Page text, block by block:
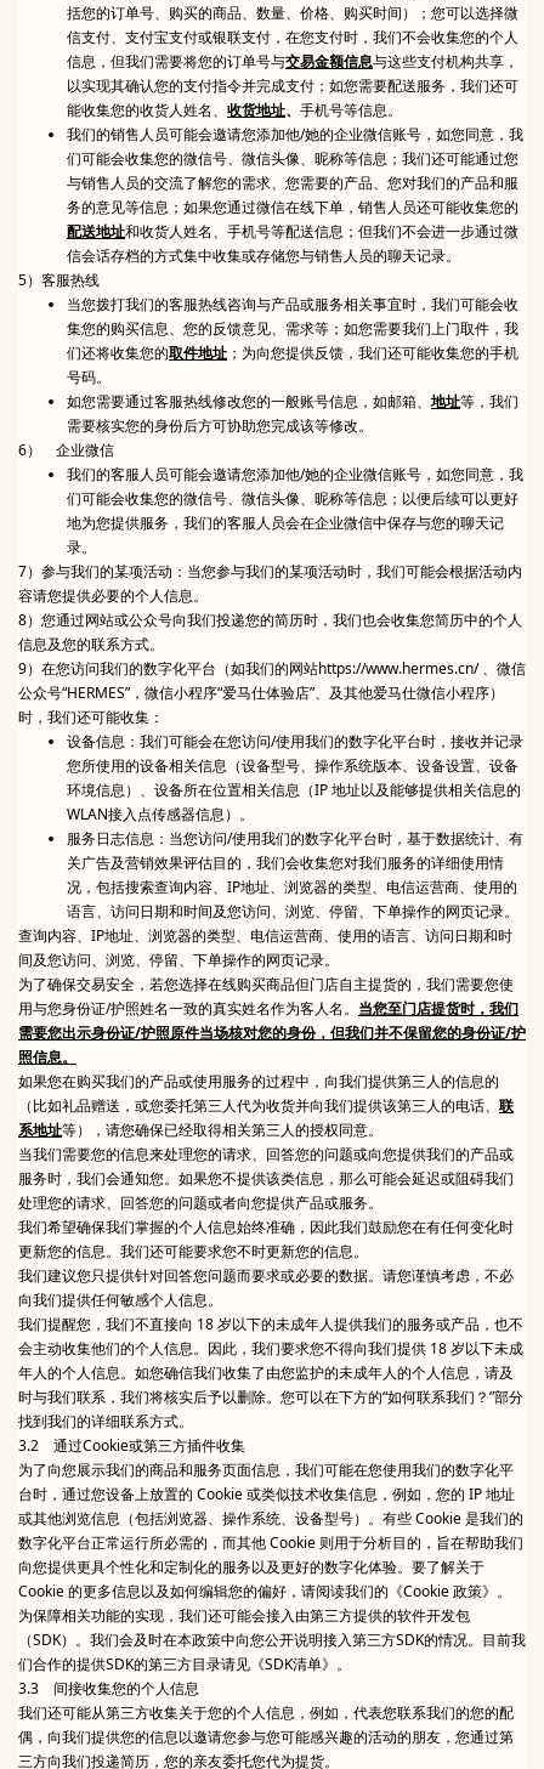
括您的订单号、购买的商品、数量、价格、购买时间）；您可以选择微
信支付、支付宝支付或银联支付，在您支付时，我们不会收集您的个人
信息，但我们需要将您的订单号与交易金额信息与这些支付机构共享，
以实现其确认您的支付指令并完成支付；如您需要配送服务，我们还可
能收集您的收货人姓名、 收货地址、 手机号等信息。
我们的销售人员可能会邀请您添加他/她的企业微信账号，如您同意，我
们可能会收集您的微信号、微信头像、昵称等信息；我们还可能通过您
与销售人员的交流了解您的需求、您需要的产品、您对我们的产品和服
务的意见等信息；如果您通过微信在线下单，销售人员还可能收集您的
配送地址和收货人姓名、手机号等配送信息；但我们不会进一步通过微
信会话存档的方式集中收集或存储您与销售人员的聊天记录。
5）客服热线
当您拨打我们的客服热线咨询与产品或服务相关事宜时，我们可能会收
集您的购买信息、您的反馈意见、需求等；如您需要我们上门取件，我
们还将收集您的取件地址 ；为向您提供反馈，我们还可能收集您的手机
号码。
如您需要通过客服热线修改您的一般账号信息，如邮箱、 地址等，我们
需要核实您的身份后方可协助您完成该等修改。
6） 企业微信
我们的客服人员可能会邀请您添加他/她的企业微信账号，如您同意，我
们可能会收集您的微信号、微信头像、昵称等信息；以便后续可以更好
地为您提供服务，我们的客服人员会在企业微信中保存与您的聊天记
录。
7）参与我们的某项活动：当您参与我们的某项活动时，我们可能会根据活动内
容请您提供必要的个人信息。
8）您通过网站或公众号向我们投递您的简历时，我们也会收集您简历中的个人
信息及您的联系方式。
9）在您访问我们的数字化平台（如我们的网站https://www.hermes.cn/ 、微信
公众号“HERMES”，微信小程序“爱马仕体验店”、及其他爱马仕微信小程序）
时，我们还可能收集：
设备信息：我们可能会在您访问/使用我们的数字化平台时，接收并记录
您所使用的设备相关信息（设备型号、操作系统版本、设备设置、设备
环境信息）、设备所在位置相关信息（IP 地址以及能够提供相关信息的
WLAN接入点传感器信息）。
服务日志信息：当您访问/使用我们的数字化平台时，基于数据统计、有
关广告及营销效果评估目的，我们会收集您对我们服务的详细使用情
况，包括搜索查询内容、IP地址、浏览器的类型、电信运营商、使用的
语言、访问日期和时间及您访问、浏览、停留、下单操作的网页记录。
查询内容、IP地址、浏览器的类型、电信运营商、使用的语言、访问日期和时
间及您访问、浏览、停留、下单操作的网页记录。
为了确保交易安全，若您选择在线购买商品但门店自主提货的，我们需要您使
用与您身份证/护照姓名一致的真实姓名作为客人名。 当您至门店提货时，我们
需要您出示身份证/护照原件当场核对您的身份，但我们并不保留您的身份证/护
照信息。
如果您在购买我们的产品或使用服务的过程中，向我们提供第三人的信息的
（比如礼品赠送，或您委托第三人代为收货并向我们提供该第三人的电话、 联
系地址等），请您确保已经取得相关第三人的授权同意。
当我们需要您的信息来处理您的请求、回答您的问题或向您提供我们的产品或
服务时，我们会通知您。如果您不提供该类信息，那么可能会延迟或阻碍我们
处理您的请求、回答您的问题或者向您提供产品或服务。
我们希望确保我们掌握的个人信息始终准确，因此我们鼓励您在有任何变化时
更新您的信息。我们还可能要求您不时更新您的信息。
我们建议您只提供针对回答您问题而要求或必要的数据。请您谨慎考虑，不必
向我们提供任何敏感个人信息。
我们提醒您，我们不直接向 18 岁以下的未成年人提供我们的服务或产品，也不
会主动收集他们的个人信息。因此，我们要求您不得向我们提供 18 岁以下未成
年人的个人信息。如您确信我们收集了由您监护的未成年人的个人信息，请及
时与我们联系，我们将核实后予以删除。您可以在下方的“如何联系我们？”部分
找到我们的详细联系方式。
3.2 通过Cookie或第三方插件收集
为了向您展示我们的商品和服务页面信息，我们可能在您使用我们的数字化平
台时，通过您设备上放置的 Cookie 或类似技术收集信息，例如，您的 IP 地址
或其他浏览信息（包括浏览器、操作系统、设备型号）。有些 Cookie 是我们的
数字化平台正常运行所必需的，而其他 Cookie 则用于分析目的，旨在帮助我们
向您提供更具个性化和定制化的服务以及更好的数字化体验。要了解关于
Cookie 的更多信息以及如何编辑您的偏好，请阅读我们的《Cookie 政策》。
为保障相关功能的实现，我们还可能会接入由第三方提供的软件开发包
（SDK）。我们会及时在本政策中向您公开说明接入第三方SDK的情况。目前我
们合作的提供SDK的第三方目录请见《SDK清单》。
3.3 间接收集您的个人信息
我们还可能从第三方收集关于您的个人信息，例如，代表您联系我们的您的配
偶，向我们提供您的信息以邀请您参与您可能感兴趣的活动的朋友，您通过第
三方向我们投递简历，您的亲友委托您代为提货。